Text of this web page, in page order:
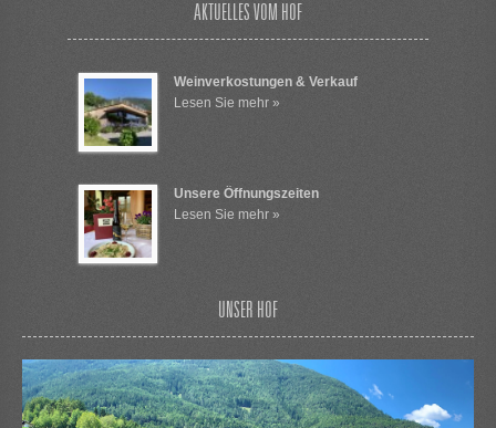
AKTUELLES VOM HOF
Weinverkostungen & Verkauf
Lesen Sie mehr »
Unsere Öffnungszeiten
Lesen Sie mehr »
UNSER HOF